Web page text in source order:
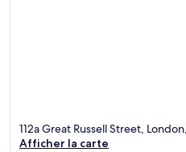
112a Great Russell Street,
Afficher la carte